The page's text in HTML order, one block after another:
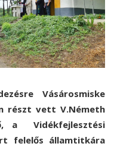
Vásárosmiske
részt vett V.Németh
a Vidékfejlesztési
felelős államtitkára